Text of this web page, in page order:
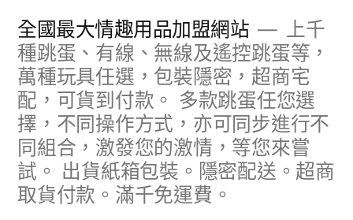
全國最大情趣用品加盟網站
上千
種跳蛋、有線、無線及遙控跳蛋等，
萬種玩具任選，包裝隱密，超商宅
配，可貨到付款。 多款跳蛋任您選
擇，不同操作方式，亦可同步進行不
同組合，激發您的激情，等您來嘗
試。 出貨紙箱包裝。隱密配送。超商
取貨付款。滿千免運費。